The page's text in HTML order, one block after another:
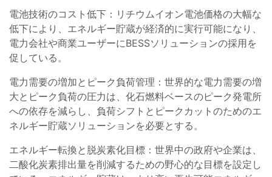
電池技術のコスト低下：リチウムイオン電池価格の大幅な
低下により、エネルギー貯蔵が経済的に実行可能になり、
電力会社や商業ユーザーにBESSソリューションの採用を
促している。
電力需要の増加とピーク負荷管理：世界的な電力需要の増
大とピーク負荷の圧力は、化石燃料ベースのピーク発電所
への依存を減らし、負荷シフトとピークカットのためのエ
ネルギー貯蔵ソリューションを必要とする。
エネルギー転換と脱炭素化目標：世界中の政府や企業は、
二酸化炭素排出量を削減するための野心的な目標を設定し